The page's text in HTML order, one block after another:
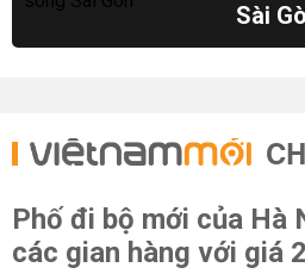
Sài
Phố đi bộ mới của Hà
các gian hàng với giá